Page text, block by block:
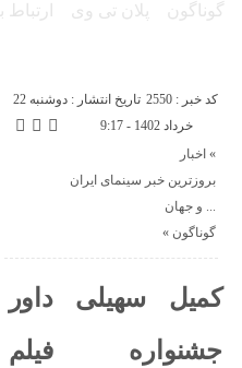
گوناگون پلان تی وی ارتباط
کد خبر : 2550
تاریخ انتشار : دوشنبه 22
خرداد 1402 - 9:17
اخبار «
بروزترین خبر سینمای ایران
و جهان ...
« گوناگون
کمیل سهیلی داور
جشنواره فیلم